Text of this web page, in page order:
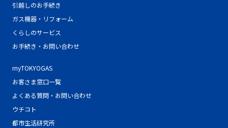
引越しのお手続き
ガス機器・リフォーム
くらしのサービス
お手続き・お問い合わせ
myTOKYOGAS
お客さま窓口一覧
よくある質問・お問い合わせ
ウチコト
都市生活研究所